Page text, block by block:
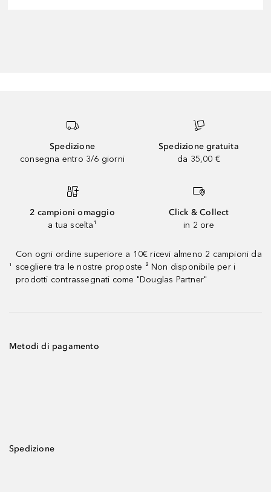
Spedizione
consegna entro 3/6 giorni
Spedizione gratuita
da 35,00 €
2 campioni omaggio
a tua scelta¹
Click & Collect
in 2 ore
¹
Con ogni ordine superiore a 10€ ricevi almeno 2 campioni da
scegliere tra le nostre proposte ² Non disponibile per i
prodotti contrassegnati come "Douglas Partner"
Metodi di pagamento
Spedizione